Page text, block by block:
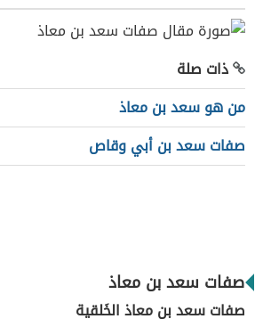
ذات صلة
من هو سعد بن معاذ
صفات سعد بن أبي وقاص
صفات سعد بن معاذ
صفات سعد بن معاذ الخَلقية